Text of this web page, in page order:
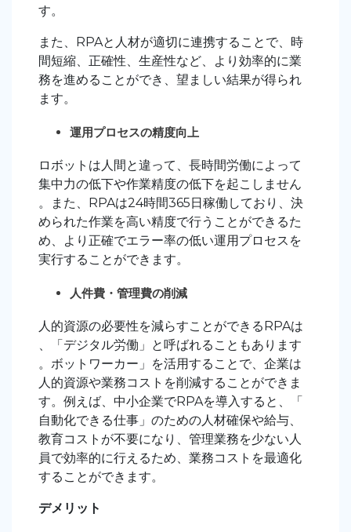
す。
また、RPAと人材が適切に連携することで、時
間短縮、正確性、生産性など、より効率的に業
務を進めることができ、望ましい結果が得られ
ます。
運用プロセスの精度向上
ロボットは人間と違って、長時間労働によって
集中力の低下や作業精度の低下を起こしません
。また、RPAは24時間365日稼働しており、決
められた作業を高い精度で行うことができるた
め、より正確でエラー率の低い運用プロセスを
実行することができます。
人件費・管理費の削減
人的資源の必要性を減らすことができるRPAは
、「デジタル労働」と呼ばれることもあります
。ボットワーカー」を活用することで、企業は
人的資源や業務コストを削減することができま
す。例えば、中小企業でRPAを導入すると、「
自動化できる仕事」のための人材確保や給与、
教育コストが不要になり、管理業務を少ない人
員で効率的に行えるため、業務コストを最適化
することができます。
デメリット